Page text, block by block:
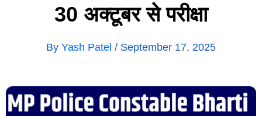
30 अक्टूबर से परीक्षा
By Yash Patel / September 17, 2025